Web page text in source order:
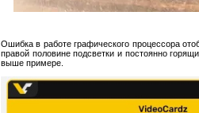
Ошибка в работе графического процессора
правой половине подсветки и постоянно
выше примере.